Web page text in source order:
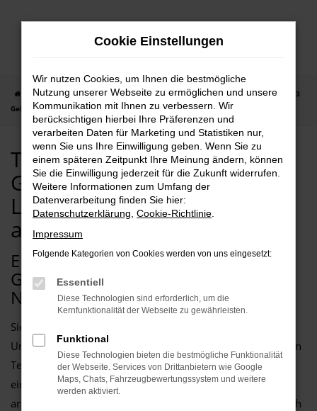
Zum
Startseite Frankfurt am Main Tesla Tesla Model 3
Tesla Model 3
Gebrauchtwagen mit Lieferservice nach Frankfurt am Main
Tesla Model 3
Gebrauchtwagen mit
Lieferservice nach Frankfurt
am Main
EIN TESLA MODEL 3
GEBRAUCHTWAGEN PASST PERFEKT
NACH FRANKFURT AM MAIN
Sie benötigen ein neues Auto für Frankfurt am Main und
Umgebung? Dann würden wir Ihnen guten Gewissens einen
Tesla Model 3 Gebrauchtwagen empfehlen. Sie profitieren
einerseits von einem überaus moderaten Preisniveau,
andererseits aber auch davon, dass Sie ein durch und durch
Cookie Einstellungen
Wir nutzen Cookies, um Ihnen die bestmögliche
Nutzung unserer Webseite zu ermöglichen und unsere
Kommunikation mit Ihnen zu verbessern. Wir
berücksichtigen hierbei Ihre Präferenzen und
verarbeiten Daten für Marketing und Statistiken nur,
wenn Sie uns Ihre Einwilligung geben. Wenn Sie zu
einem späteren Zeitpunkt Ihre Meinung ändern, können
Sie die Einwilligung jederzeit für die Zukunft widerrufen.
Weitere Informationen zum Umfang der
Datenverarbeitung finden Sie hier:
Datenschutzerklärung Cookie-Richtlinie
Impressum
Folgende Kategorien von Cookies werden von uns eingesetzt:
Essentiell
Diese Technologien sind erforderlich, um die
Kernfunktionalität der Webseite zu gewährleisten.
Funktional
Diese Technologien bieten die bestmögliche Funktionalität
der Webseite. Services von Drittanbietern wie Google
Maps, Chats, Fahrzeugbewertungssystem und weitere
werden aktiviert.